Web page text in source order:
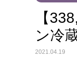
【
ン冷
2021.04.19